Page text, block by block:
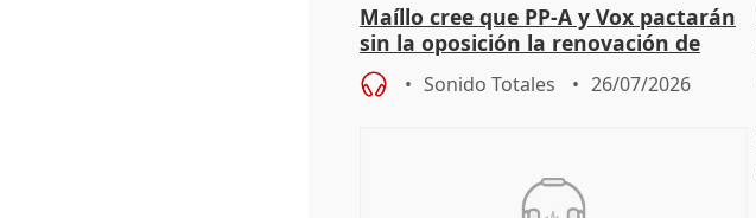
Maíllo cree que PP-A y Vox pactarán
sin la oposición la renovación de
órganos como el Defensor
Sonido Totales 26/07/2026